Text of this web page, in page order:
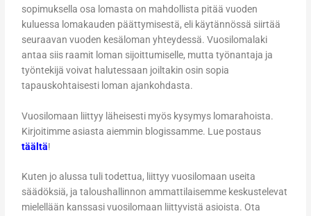
sopimuksella osa lomasta on mahdollista pitää vuoden
kuluessa lomakauden päättymisestä, eli käytännössä siirtää
seuraavan vuoden kesäloman yhteydessä. Vuosilomalaki
antaa siis raamit loman sijoittumiselle, mutta työnantaja ja
työntekijä voivat halutessaan joiltakin osin sopia
tapauskohtaisesti loman ajankohdasta.
Vuosilomaan liittyy läheisesti myös kysymys lomarahoista.
Kirjoitimme asiasta aiemmin blogissamme. Lue postaus
täältä!
Kuten jo alussa tuli todettua, liittyy vuosilomaan useita
säädöksiä, ja taloushallinnon ammattilaisemme keskustelevat
mielellään kanssasi vuosilomaan liittyvistä asioista. Ota